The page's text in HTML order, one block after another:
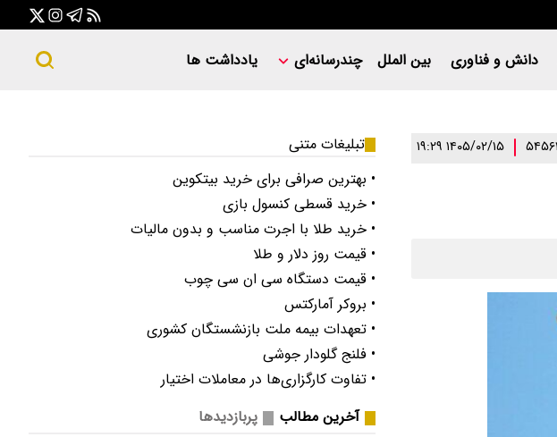
دانش و فناوری بین الملل چندرسانه‌ای یادداشت ها
۱۴۰۵/۰۲/۱۵ ۱۹:۲۹
تبلیغات متنی
• بهترین صرافی برای خرید بیتکوین
• خرید قسطی کنسول بازی
• خرید طلا با اجرت مناسب و بدون مالیات
• قیمت روز دلار و طلا
• قیمت دستگاه سی ان سی چوب
• بروکر آمارکتس
• تعهدات بیمه ملت بازنشستگان کشوری
• فلنج گلودار جوشی
• تفاوت کارگزاری‌ها در معاملات اختیار
آخرین مطالب
پربازدیدها